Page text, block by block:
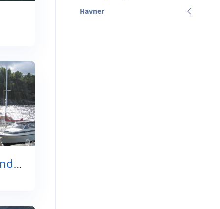
Havner